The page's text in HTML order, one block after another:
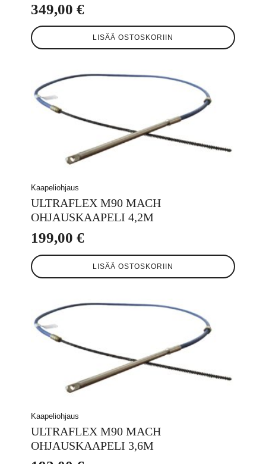
349,00 €
LISÄÄ OSTOSKORIIN
Kaapeliohjaus
ULTRAFLEX M90 MACH
OHJAUSKAAPELI 4,2M
199,00 €
LISÄÄ OSTOSKORIIN
Kaapeliohjaus
ULTRAFLEX M90 MACH
OHJAUSKAAPELI 3,6M